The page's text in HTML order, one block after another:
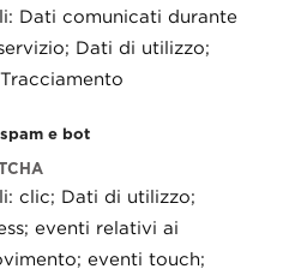
Dati comunicati durante
Dati di utilizzo;
e bot
clic; Dati di utilizzo;
eventi relativi ai
eventi touch;